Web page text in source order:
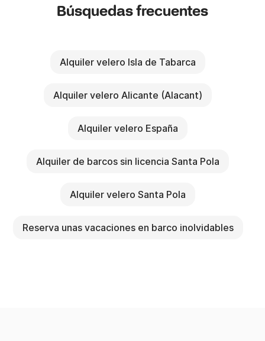
Búsquedas frecuentes
Alquiler velero Isla de Tabarca
Alquiler velero Alicante (Alacant)
Alquiler velero España
Alquiler de barcos sin licencia Santa Pola
Alquiler velero Santa Pola
Reserva unas vacaciones en barco inolvidables